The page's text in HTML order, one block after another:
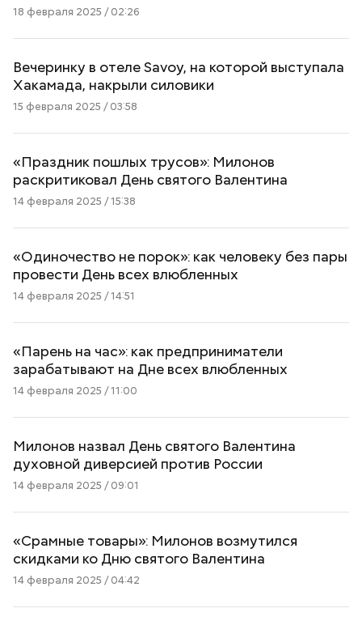
18 февраля 2025 / 02:26
Вечеринку в отеле Savoy, на которой выступала
Хакамада, накрыли силовики
15 февраля 2025 / 03:58
«Праздник пошлых трусов»: Милонов
раскритиковал День святого Валентина
14 февраля 2025 / 15:38
«Одиночество не порок»: как человеку без пары
провести День всех влюбленных
14 февраля 2025 / 14:51
«Парень на час»: как предприниматели
зарабатывают на Дне всех влюбленных
14 февраля 2025 / 11:00
Милонов назвал День святого Валентина
духовной диверсией против России
14 февраля 2025 / 09:01
«Срамные товары»: Милонов возмутился
скидками ко Дню святого Валентина
14 февраля 2025 / 04:42